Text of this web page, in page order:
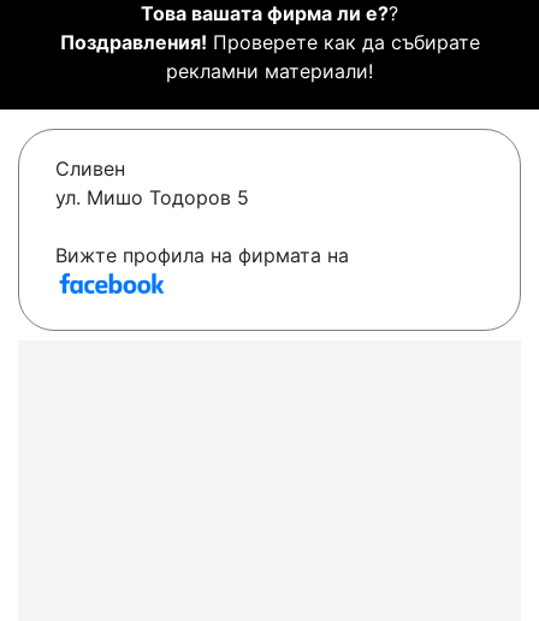
Това вашата фирма ли е??
Поздравления! Проверете как да събирате
рекламни материали!
Сливен
ул. Мишо Тодоров 5
Вижте профила на фирмата на